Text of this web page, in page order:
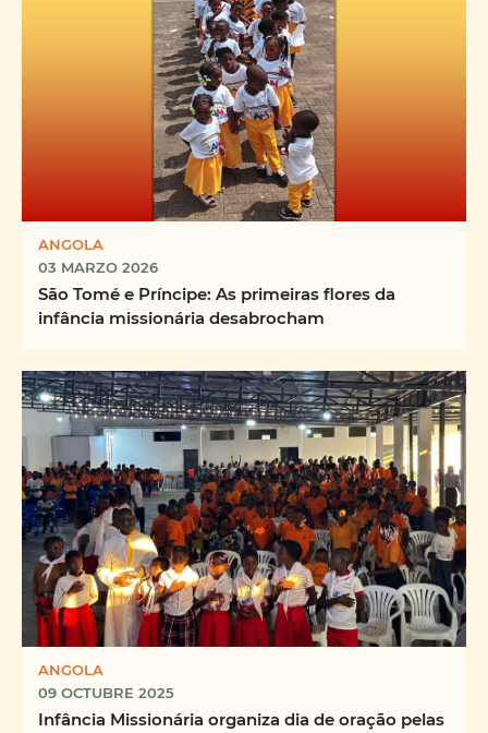
ANGOLA
03 MARZO 2026
São Tomé e Príncipe: As primeiras flores da
infância missionária desabrocham
ANGOLA
09 OCTUBRE 2025
Infância Missionária organiza dia de oração pelas